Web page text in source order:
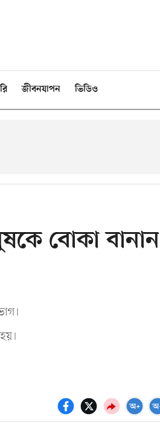
জীবনযাপন ভিডিও
বোকা বানান